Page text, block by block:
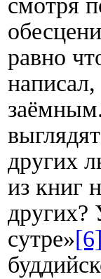
смотря
равно
других
из книг
других?
сутре»[6]